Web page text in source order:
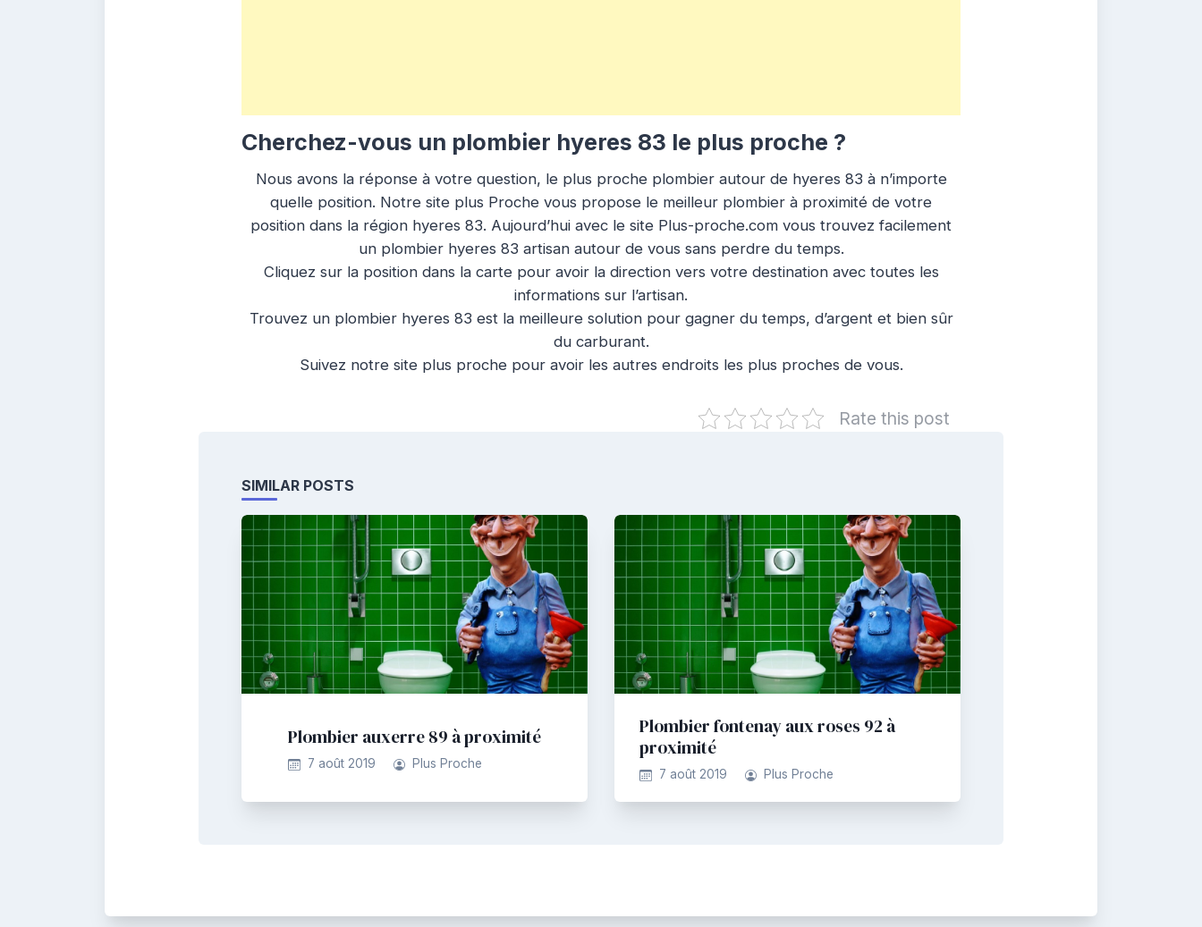
Cherchez-vous un plombier hyeres 83 le plus proche ?
Nous avons la réponse à votre question, le plus proche plombier autour de hyeres 83 à n’importe
quelle position. Notre site plus Proche vous propose le meilleur plombier à proximité de votre
position dans la région hyeres 83. Aujourd’hui avec le site Plus-proche.com vous trouvez facilement
un plombier hyeres 83 artisan autour de vous sans perdre du temps.
Cliquez sur la position dans la carte pour avoir la direction vers votre destination avec toutes les
informations sur l’artisan.
Trouvez un plombier hyeres 83 est la meilleure solution pour gagner du temps, d’argent et bien sûr
du carburant.
Suivez notre site plus proche pour avoir les autres endroits les plus proches de vous.
Rate this post
SIMILAR POSTS
Plombier auxerre 89 à proximité
7 août 2019 Plus Proche
Plombier fontenay aux roses 92 à
proximité
7 août 2019 Plus Proche